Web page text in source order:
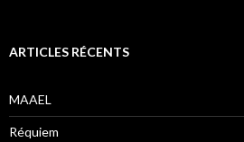
ARTICLES RÉCENTS
MAAEL
Réquiem